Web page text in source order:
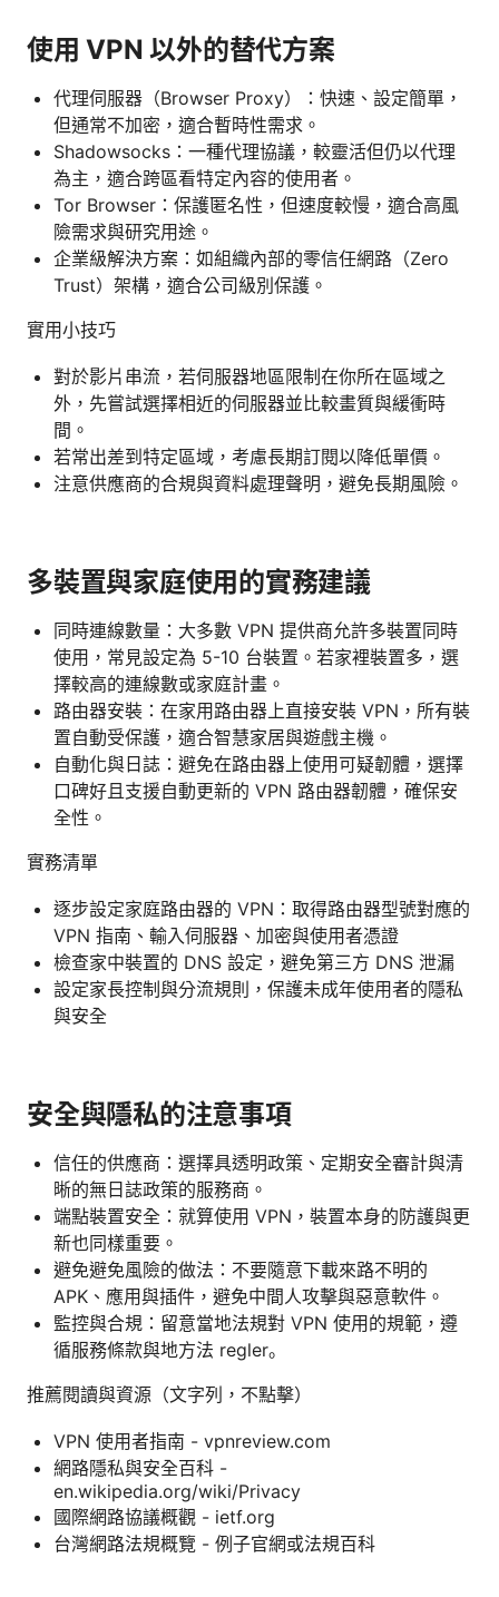
使用 VPN 以外的替代方案
代理伺服器（Browser Proxy）：快速、設定簡單，
但通常不加密，適合暫時性需求。
Shadowsocks：一種代理協議，較靈活但仍以代理
為主，適合跨區看特定內容的使用者。
Tor Browser：保護匿名性，但速度較慢，適合高風
險需求與研究用途。
企業級解決方案：如組織內部的零信任網路（Zero
Trust）架構，適合公司級別保護。
實用小技巧
對於影片串流，若伺服器地區限制在你所在區域之
外，先嘗試選擇相近的伺服器並比較畫質與緩衝時
間。
若常出差到特定區域，考慮長期訂閱以降低單價。
注意供應商的合規與資料處理聲明，避免長期風險。
多裝置與家庭使用的實務建議
同時連線數量：大多數 VPN 提供商允許多裝置同時
使用，常見設定為 5-10 台裝置。若家裡裝置多，選
擇較高的連線數或家庭計畫。
路由器安裝：在家用路由器上直接安裝 VPN，所有裝
置自動受保護，適合智慧家居與遊戲主機。
自動化與日誌：避免在路由器上使用可疑韌體，選擇
口碑好且支援自動更新的 VPN 路由器韌體，確保安
全性。
實務清單
逐步設定家庭路由器的 VPN：取得路由器型號對應的
VPN 指南、輸入伺服器、加密與使用者憑證
檢查家中裝置的 DNS 設定，避免第三方 DNS 泄漏
設定家長控制與分流規則，保護未成年使用者的隱私
與安全
安全與隱私的注意事項
信任的供應商：選擇具透明政策、定期安全審計與清
晰的無日誌政策的服務商。
端點裝置安全：就算使用 VPN，裝置本身的防護與更
新也同樣重要。
避免避免風險的做法：不要隨意下載來路不明的
APK、應用與插件，避免中間人攻擊與惡意軟件。
監控與合規：留意當地法規對 VPN 使用的規範，遵
循服務條款與地方法 regler。
推薦閱讀與資源（文字列，不點擊）
VPN 使用者指南 - vpnreview.com
網路隱私與安全百科 -
en.wikipedia.org/wiki/Privacy
國際網路協議概觀 - ietf.org
台灣網路法規概覽 - 例子官網或法規百科